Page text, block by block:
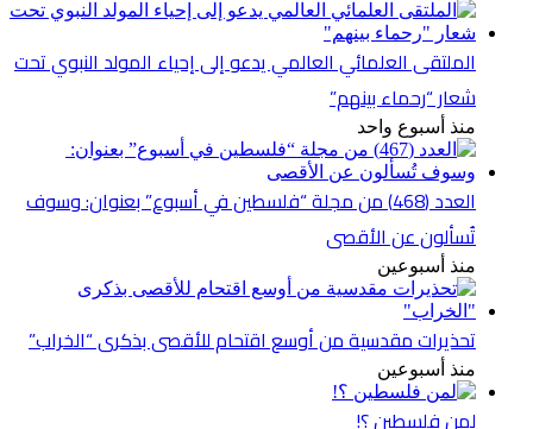
الملتقى العلمائي العالمي يدعو إلى إحياء المولد النبوي تحت
شعار “رحماء بينهم”
منذ أسبوع واحد
العدد (468) من مجلة “فلسطين في أسبوع” بعنوان: وسوف
تُسألون عن الأقصى
منذ أسبوعين
تحذيرات مقدسية من أوسع اقتحام للأقصى بذكرى “الخراب”
منذ أسبوعين
لمن فلسطين ؟!